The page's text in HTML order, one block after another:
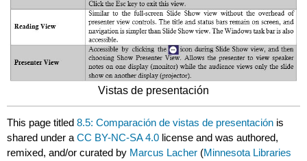
Vistas de presentación
This page titled8.5: Comparación de vistas de presentación is
shared under aCC BY-NC-SA 4.0 license and was authored,
remixed, and/or curated by Marcus Lacher (Minnesota Libraries